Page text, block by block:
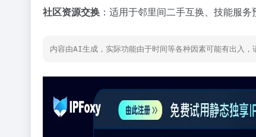
社区资源交换 ：适用于邻里间二手互换、技能服
内容由AI生成，实际功能由于时间等各种因素可能有出入，